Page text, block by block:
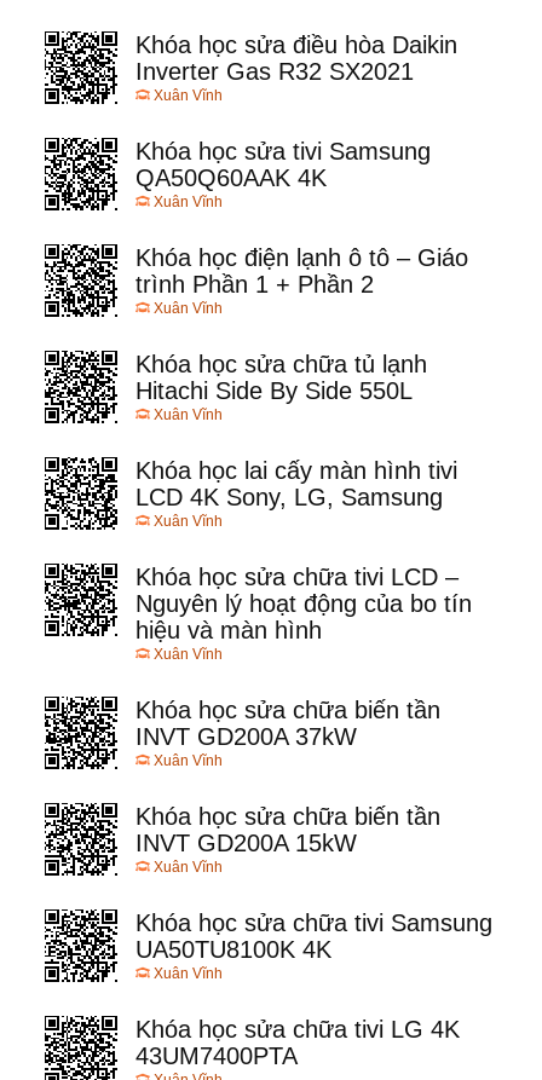
Khóa học sửa điều hòa Daikin
Inverter Gas R32 SX2021
Xuân Vĩnh
Khóa học sửa tivi Samsung
QA50Q60AAK 4K
Xuân Vĩnh
Khóa học điện lạnh ô tô – Giáo
trình Phần 1 + Phần 2
Xuân Vĩnh
Khóa học sửa chữa tủ lạnh
Hitachi Side By Side 550L
Xuân Vĩnh
Khóa học lai cấy màn hình tivi
LCD 4K Sony, LG, Samsung
Xuân Vĩnh
Khóa học sửa chữa tivi LCD –
Nguyên lý hoạt động của bo tín
hiệu và màn hình
Xuân Vĩnh
Khóa học sửa chữa biến tần
INVT GD200A 37kW
Xuân Vĩnh
Khóa học sửa chữa biến tần
INVT GD200A 15kW
Xuân Vĩnh
Khóa học sửa chữa tivi Samsung
UA50TU8100K 4K
Xuân Vĩnh
Khóa học sửa chữa tivi LG 4K
43UM7400PTA